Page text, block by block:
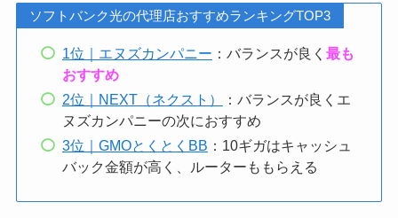
ソフトバンク光の代理店おすすめランキングTOP3
1位｜エヌズカンパニー ：バランスが良く 最も
おすすめ
2位｜NEXT（ネクスト）
：バランスが良くエ
ヌズカンパニーの次におすすめ
3位｜GMOとくとくBB ：10ギガはキャッシュ
バック金額が高く、ルーターももらえる